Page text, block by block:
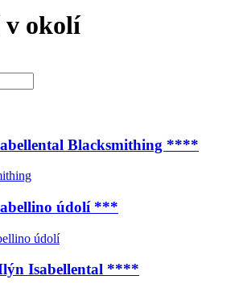
v okolí
Blacksmithing ****
údolí ***
Isabellental ****